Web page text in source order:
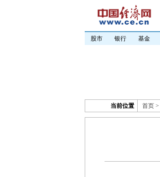
股市
银行 基金
当前位置 首页 >